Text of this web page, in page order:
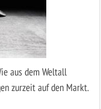
aus dem Weltall
zurzeit auf den Markt.